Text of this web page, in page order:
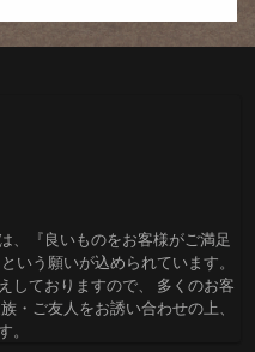
、『良いものをお客様がご満足
いう願いが込められています。
しておりますので、 多くのお客
・ご友人をお誘い合わせの上、
。